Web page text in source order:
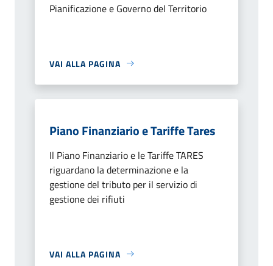
Pianificazione e Governo del Territorio
VAI ALLA PAGINA
Piano Finanziario e Tariffe Tares
Il Piano Finanziario e le Tariffe TARES
riguardano la determinazione e la
gestione del tributo per il servizio di
gestione dei rifiuti
VAI ALLA PAGINA